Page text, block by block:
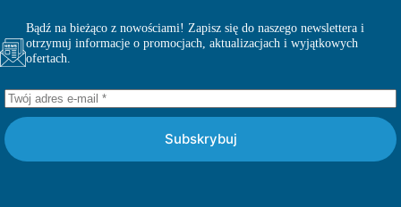
Bądź na bieżąco z nowościami! Zapisz się do naszego newslettera i
otrzymuj informacje o promocjach, aktualizacjach i wyjątkowych
ofertach.
Subskrybuj